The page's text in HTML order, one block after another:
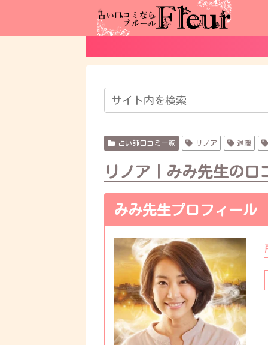
占い師口コミ一覧 リノア 退職
リノア｜みみ先生の
みみ先生プロフィール